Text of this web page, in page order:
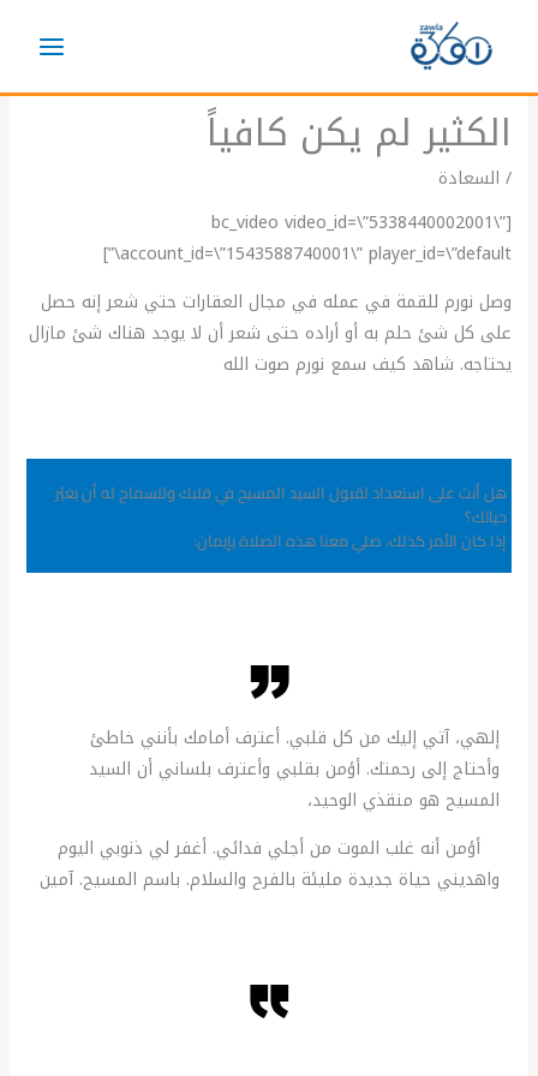
الكثير لم يكن كافياً
/ السعادة
[bc_video video_id=\”5338440002001\”
account_id=\”1543588740001\” player_id=\”default\”]
وصل نورم للقمة في عمله في مجال العقارات حتي شعر إنه حصل
على كل شئ حلم به أو أراده حتى شعر أن لا يوجد هناك شئ مازال
يحتاجه. شاهد كيف سمع نورم صوت الله
هل أنت على استعداد لقبول السيد المسيح في قلبك وللسماح له أن يغيّر
حياتك؟
إذا كان الأمر كذلك، صلي معنا هذه الصلاة بإيمان:
إلهي، آتي إليك من كل قلبي. أعترف أمامك بأنني خاطئ
وأحتاج إلى رحمتك. أؤمن بقلبي وأعترف بلساني أن السيد
المسيح هو منقذي الوحيد،
أؤمن أنه غلب الموت من أجلي فدائي. أغفر لي ذنوبي اليوم
واهديني حياة جديدة مليئة بالفرح والسلام. باسم المسيح. آمين